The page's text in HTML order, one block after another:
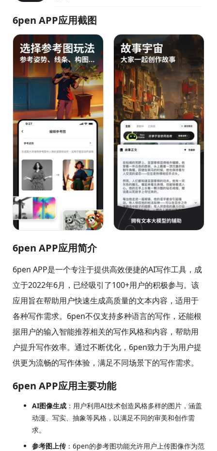
6pen APP应用截图
6pen APP应用简介
6pen APP是一个专注于提供高效便捷的AI写作工具，成
立于2022年6月，已经吸引了100+用户的积极参与。该
应用旨在帮助用户快速生成高质量的文本内容，适用于
各种写作需求。6pen不仅支持多种语言的写作，还能根
据用户的输入智能推荐相关的写作风格和内容，帮助用
户提升写作效率。通过不断优化，6pen致力于为用户提
供更为流畅的写作体验，满足不同场景下的写作需求。
6pen APP应用主要功能
AI图像生成 ：用户利用AI技术创造风格多样的图片，涵盖
动漫、写实、抽象等风格，以满足不同的审美和创作需
求。
参考图上传 ：6pen的参考图功能允许用户上传图像作为范